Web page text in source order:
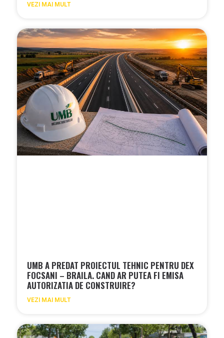
VEZI MAI MULT
UMB A PREDAT PROIECTUL TEHNIC PENTRU DEX
FOCSANI – BRAILA. CAND AR PUTEA FI EMISA
AUTORIZATIA DE CONSTRUIRE?
VEZI MAI MULT